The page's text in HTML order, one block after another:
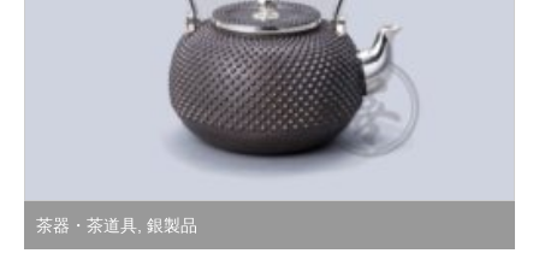
茶器・茶道具 銀製品